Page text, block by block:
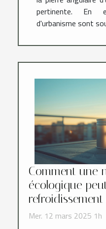
pertinente. En
d'urbanisme sont
Comment une
écologique
Mer. 12 mars 2025 1h